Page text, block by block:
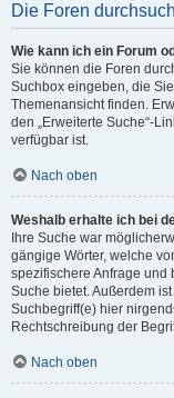
Die Foren
Wie kann ich ein Forum
Sie können die Foren
Suchbox eingeben, die
Themenansicht finden.
den „Erweiterte Suche“-
verfügbar ist.
Nach oben
Weshalb erhalte ich bei
Ihre Suche war
gängige Wörter, welche
spezifischere Anfrage und
Suche bietet. Außerdem
Suchbegriff(e) hier
Rechtschreibung der
Nach oben